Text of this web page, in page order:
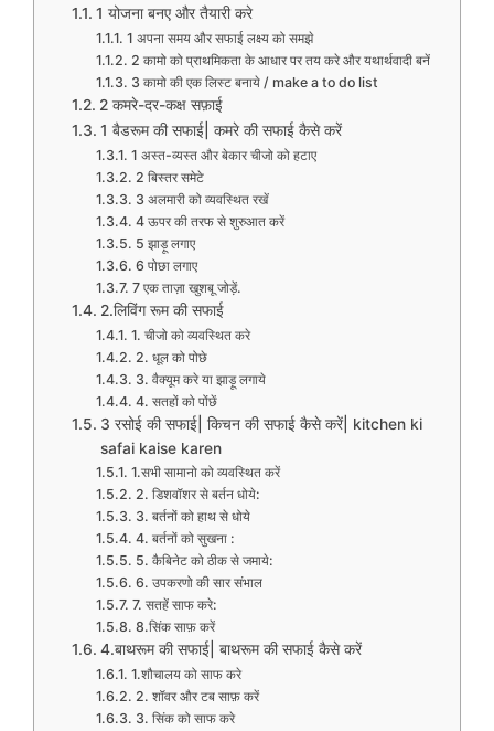
1 योजना बनए और तैयारी करे
1 अपना समय और सफाई लक्ष्य को समझे
2 कामो को प्राथमिकता के आधार पर तय करे और यथार्थवादी बनें
3 कामो की एक लिस्ट बनाये / make a to do list
2 कमरे-दर-कक्ष सफ़ाई
1 बैडरूम की सफाई| कमरे की सफाई कैसे करें
1 अस्त-व्यस्त और बेकार चीजो को हटाए
2 बिस्तर समेटे
3 अलमारी को व्यवस्थित रखें
4 ऊपर की तरफ से शुरुआत करें
5 झाड़ू लगाए
6 पोछा लगाए
7 एक ताज़ा खुशबू जोड़ें.
2.लिविंग रूम की सफाई
1. चीजो को व्यवस्थित करे
2. धूल को पोछे
3. वैक्यूम करे या झाड़ू लगाये
4. सतहों को पोंछें
3 रसोई की सफाई| किचन की सफाई कैसे करें| kitchen ki
safai kaise karen
1.सभी सामानो को व्यवस्थित करें
2. डिशवॉशर से बर्तन धोये:
3. बर्तनों को हाथ से धोये
4. बर्तनों को सुखना :
5. कैबिनेट को ठीक से जमाये:
6. उपकरणो की सार संभाल
7. सतहें साफ करे:
8.सिंक साफ़ करें
4.बाथरूम की सफाई| बाथरूम की सफाई कैसे करें
1.शौचालय को साफ करे
2. शॉवर और टब साफ़ करें
3. सिंक को साफ करे